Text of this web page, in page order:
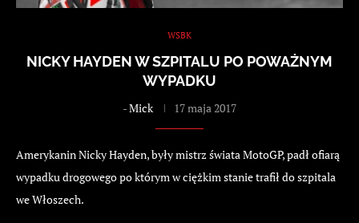
WSBK
NICKY HAYDEN W SZPITALU PO POWAŻNYM
WYPADKU
-Mick 17 maja 2017
Amerykanin Nicky Hayden, były mistrz świata MotoGP, padł ofiarą
wypadku drogowego po którym w ciężkim stanie trafił do szpitala
we Włoszech.